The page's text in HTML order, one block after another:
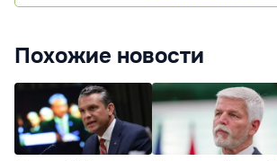
Похожие новости